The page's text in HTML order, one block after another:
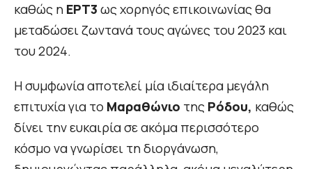
καθώς η ΕΡΤ3 ως χορηγός επικοινωνίας θα
μεταδώσει ζωντανά τους αγώνες του 2023 και
του 2024.
Η συμφωνία αποτελεί μία ιδιαίτερα μεγάλη
επιτυχία για το Μαραθώνιο της Ρόδου, καθώς
δίνει την ευκαιρία σε ακόμα περισσότερο
κόσμο να γνωρίσει τη διοργάνωση,